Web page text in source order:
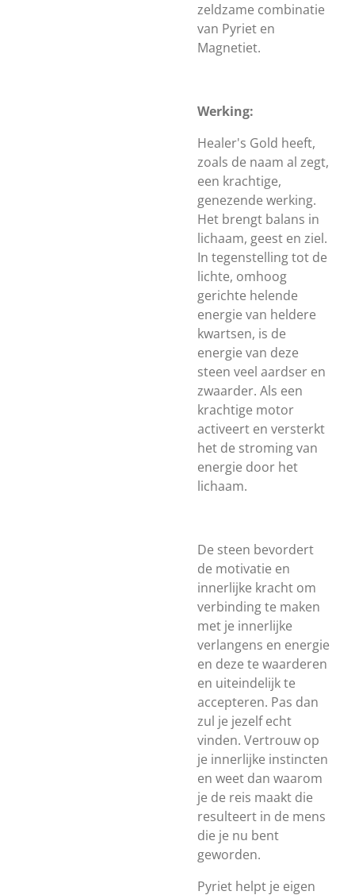
zeldzame combinatie
van Pyriet en
Magnetiet.
Werking:
Healer's Gold heeft,
zoals de naam al zegt,
een krachtige,
genezende werking.
Het brengt balans in
lichaam, geest en ziel.
In tegenstelling tot de
lichte, omhoog
gerichte helende
energie van heldere
kwartsen, is de
energie van deze
steen veel aardser en
zwaarder. Als een
krachtige motor
activeert en versterkt
het de stroming van
energie door het
lichaam.
De steen bevordert
de motivatie en
innerlijke kracht om
verbinding te maken
met je innerlijke
verlangens en energie
en deze te waarderen
en uiteindelijk te
accepteren. Pas dan
zul je jezelf echt
vinden. Vertrouw op
je innerlijke instincten
en weet dan waarom
je de reis maakt die
resulteert in de mens
die je nu bent
geworden.
Pyriet helpt je eigen